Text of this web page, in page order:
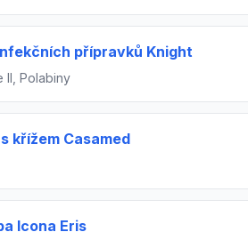
přípravků Knight
II, Polabiny
křížem Casamed
Icona Eris